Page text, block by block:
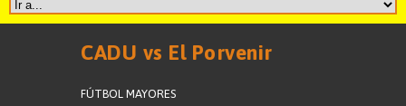
CADU vs El Porvenir
FÚTBOL MAYORES